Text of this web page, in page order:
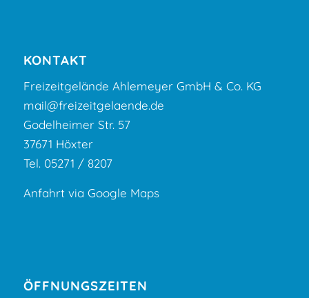
KONTAKT
Freizeitgelände Ahlemeyer GmbH & Co. KG
mail@freizeitgelaende.de
Godelheimer Str. 57
37671 Höxter
Tel. 05271 / 8207
Anfahrt via Google Maps
ÖFFNUNGSZEITEN